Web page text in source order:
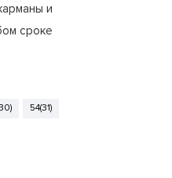
и
сроке
54(31)